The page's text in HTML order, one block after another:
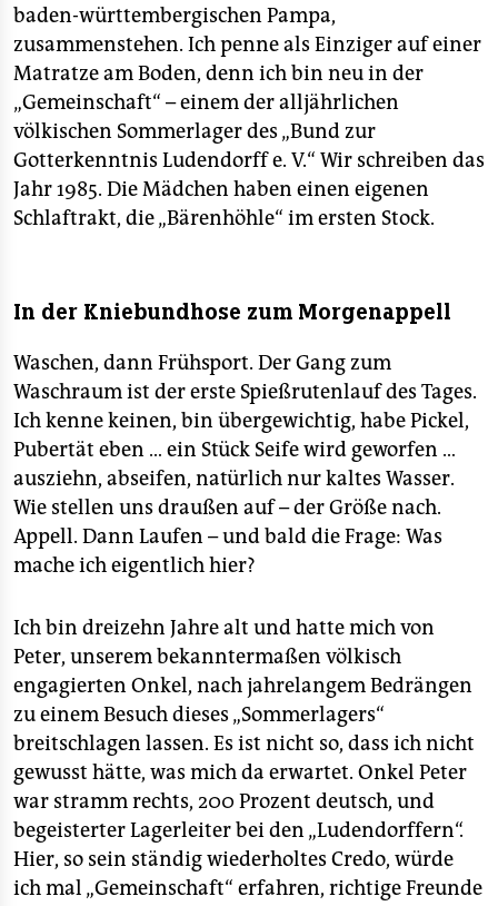
baden-württembergischen Pampa,
zusammenstehen. Ich penne als Einziger auf einer
Matratze am Boden, denn ich bin neu in der
„Gemeinschaft“ – einem der alljährlichen
völkischen Sommerlager des „Bund zur
Gotterkenntnis Ludendorff e. V.“ Wir schreiben das
Jahr 1985. Die Mädchen haben einen eigenen
Schlaftrakt, die „Bärenhöhle“ im ersten Stock.
In der Kniebundhose zum Morgenappell
Waschen, dann Frühsport. Der Gang zum
Waschraum ist der erste Spießrutenlauf des Tages.
Ich kenne keinen, bin übergewichtig, habe Pickel,
Pubertät eben … ein Stück Seife wird geworfen …
ausziehn, abseifen, natürlich nur kaltes Wasser.
Wie stellen uns draußen auf – der Größe nach.
Appell. Dann Laufen – und bald die Frage: Was
mache ich eigentlich hier?
Ich bin dreizehn Jahre alt und hatte mich von
Peter, unserem bekanntermaßen völkisch
engagierten Onkel, nach jahrelangem Bedrängen
zu einem Besuch dieses „Sommerlagers“
breitschlagen lassen. Es ist nicht so, dass ich nicht
gewusst hätte, was mich da erwartet. Onkel Peter
war stramm rechts, 200 Prozent deutsch, und
begeisterter Lagerleiter bei den „Ludendorffern“.
Hier, so sein ständig wiederholtes Credo, würde
ich mal „Gemeinschaft“ erfahren, richtige Freunde